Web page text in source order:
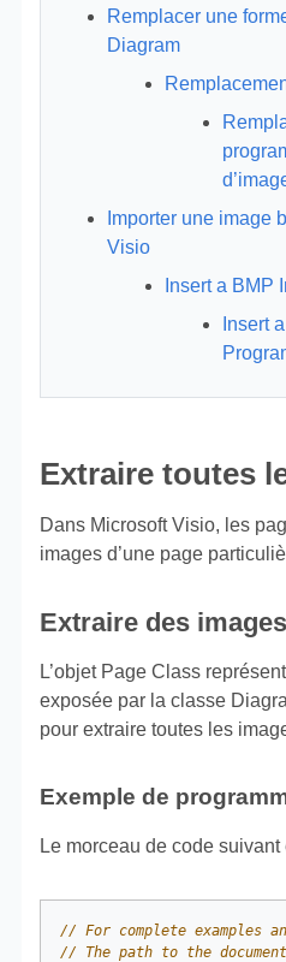
Remplacer une
Diagram
Importer une image
Visio
Insert a BMP
Insert
Extraire toutes
Dans Microsoft Visio, les
images d’une page
Extraire des images
L’objet Page Class
exposée par la classe
pour extraire toutes les
Exemple de
Le morceau de code
// For complete examples
// The path to the